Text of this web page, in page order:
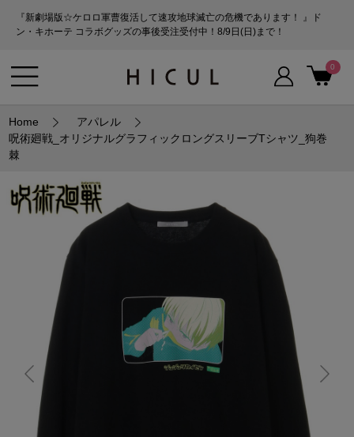
『新劇場版☆ケロロ軍曹復活して速攻地球滅亡の危機であります！ 』ド
ン・キホーテ コラボグッズの事後受注受付中！8/9日(日)まで！
0
Home
アパレル
呪術廻戦_オリジナルグラフィックロングスリーブTシャツ_狗巻
棘